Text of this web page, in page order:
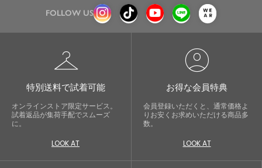
FOLLOW US
checkroom
特別送料で試着可能
オンラインストア限定サービス。
試着返品が集荷手配でスムーズ
に。
LOOK AT
account_circle
お得な会員特典
会員登録いただくと、通常価格よ
りお安くお求めいただける商品多
数。
LOOK AT